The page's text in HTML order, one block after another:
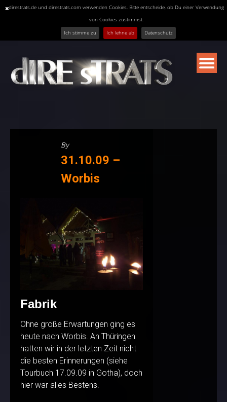
direstrats.de und direstrats.com verwenden Cookies. Bitte entscheide, ob Du einer Verwendung
von Cookies zustimmst.
Ich stimme zu
Ich lehne ab Datenschutz
content
By
31.10.09 –
Worbis
Fabrik
Ohne große Erwartungen ging es
heute nach Worbis. An Thüringen
hatten wir in der letzten Zeit nicht
die besten Erinnerungen (siehe
Tourbuch 17.09.09 in Gotha), doch
hier war alles Bestens.